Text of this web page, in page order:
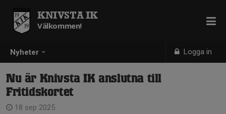
Nyheter Logga in
KNIVSTA IK
Välkommen!
Nu är Knivsta IK anslutna till
Fritidskortet
18 sep 2025